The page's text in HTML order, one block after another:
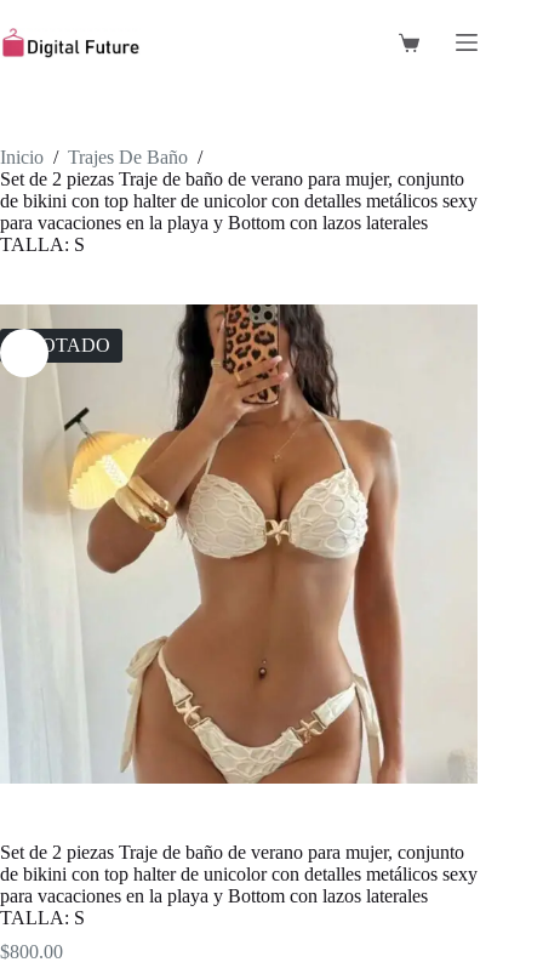
al
contenido
Carro
Inicio / Trajes De Baño /
Set de 2 piezas Traje de baño de verano para mujer, conjunto
de bikini con top halter de unicolor con detalles metálicos sexy
para vacaciones en la playa y Bottom con lazos laterales
TALLA: S
AGOTADO
Set de 2 piezas Traje de baño de verano para mujer, conjunto
de bikini con top halter de unicolor con detalles metálicos sexy
para vacaciones en la playa y Bottom con lazos laterales
TALLA: S
$800.00